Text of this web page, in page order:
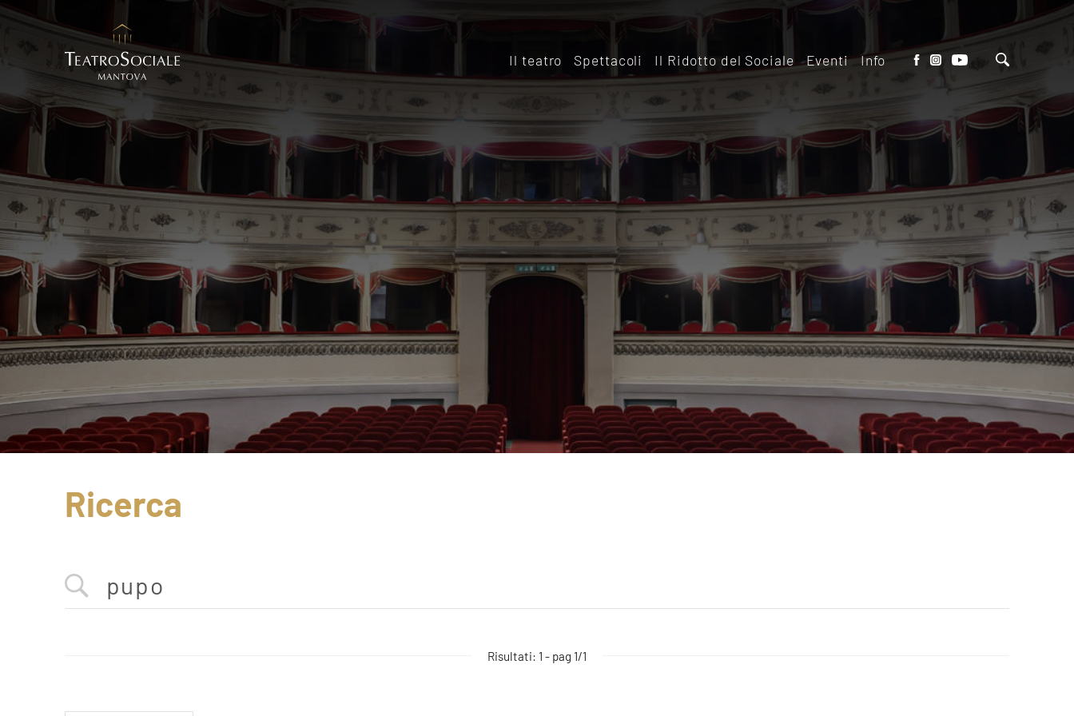
Il teatro
Le sale
Affitta il Teatro
Sostieni il Teatro
Spettacoli Il Ridotto del Sociale
Il ridotto del Teatro
Affitta il ridotto
Archivio Eventi del
Eventi Info
Contatti
Dove Parcheggiare
Ricerca
Risultati: 1 - pag 1/1